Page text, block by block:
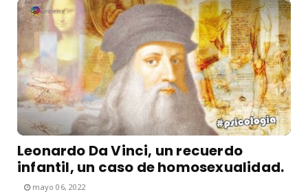
Leonardo Da Vinci, un recuerdo
infantil, un caso de homosexualidad.
mayo 06, 2022